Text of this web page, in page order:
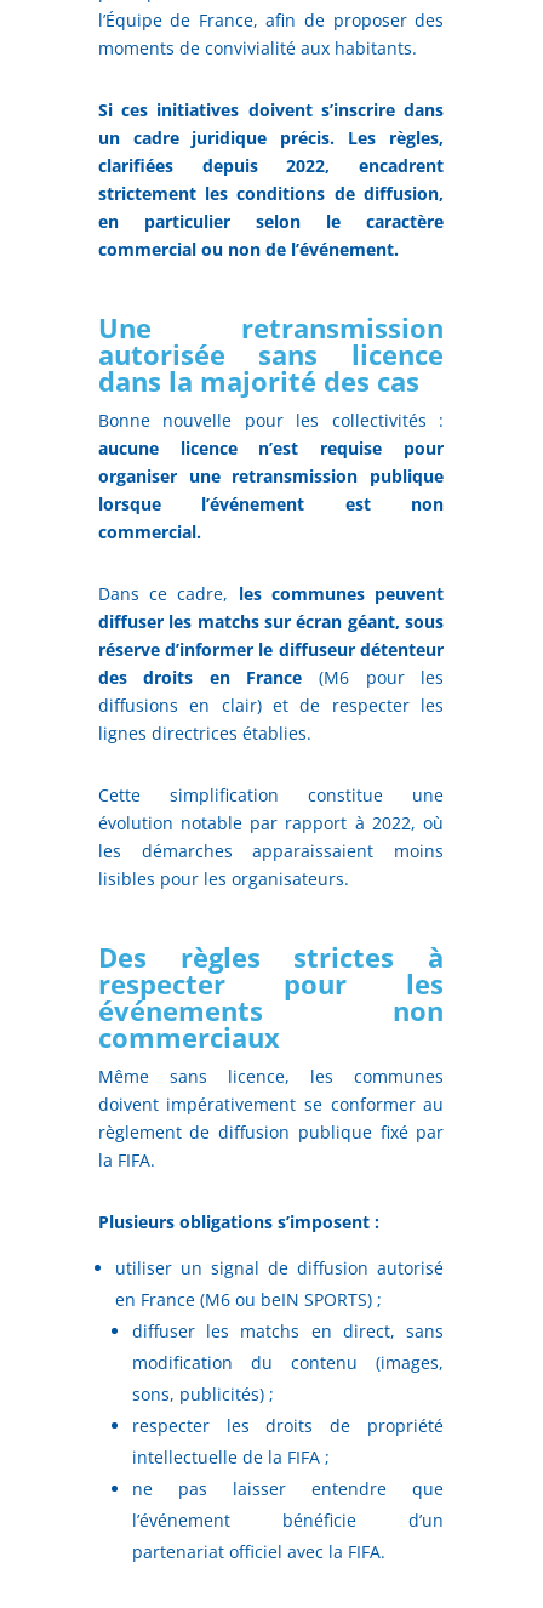
l’Équipe de France, afin de proposer des
moments de convivialité aux habitants.
Si ces initiatives doivent s’inscrire dans
un cadre juridique précis. Les règles,
clarifiées depuis 2022, encadrent
strictement les conditions de diffusion,
en particulier selon le caractère
commercial ou non de l’événement.
Une retransmission
autorisée sans licence
dans la majorité des cas
Bonne nouvelle pour les collectivités :
aucune licence n’est requise pour
organiser une retransmission publique
lorsque l’événement est non
commercial.
Dans ce cadre, les communes peuvent
diffuser les matchs sur écran géant, sous
réserve d’informer le diffuseur détenteur
des droits en France (M6 pour les
diffusions en clair) et de respecter les
lignes directrices établies.
Cette simplification constitue une
évolution notable par rapport à 2022, où
les démarches apparaissaient moins
lisibles pour les organisateurs.
Des règles strictes à
respecter pour les
événements non
commerciaux
Même sans licence, les communes
doivent impérativement se conformer au
règlement de diffusion publique fixé par
la FIFA.
Plusieurs obligations s’imposent :
utiliser un signal de diffusion autorisé
en France (M6 ou beIN SPORTS) ;
diffuser les matchs en direct, sans
modification du contenu (images,
sons, publicités) ;
respecter les droits de propriété
intellectuelle de la FIFA ;
ne pas laisser entendre que
l’événement bénéficie d’un
partenariat officiel avec la FIFA.